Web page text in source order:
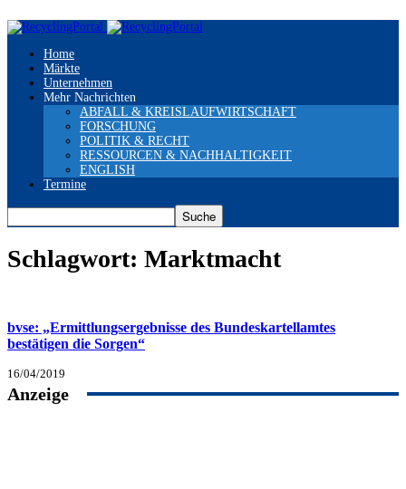
Home
Märkte
Unternehmen
Mehr Nachrichten
ABFALL & KREISLAUFWIRTSCHAFT
FORSCHUNG
POLITIK & RECHT
RESSOURCEN & NACHHALTIGKEIT
ENGLISH
Termine
Schlagwort: Marktmacht
bvse: „Ermittlungsergebnisse des Bundeskartellamtes
bestätigen die Sorgen“
16/04/2019
Anzeige